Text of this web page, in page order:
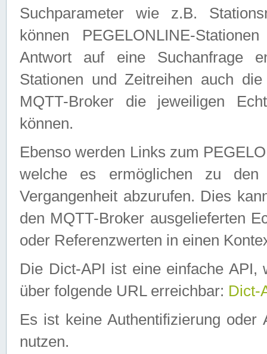
Suchparameter wie z.B.
können PEGELONLINE-
Antwort auf eine Suchanfrage
Stationen und Zeitreihen auch
MQTT-Broker die jeweiligen
können.
Ebenso werden Links zum
welche es ermöglichen zu den
Vergangenheit abzurufen. Dies
den MQTT-Broker ausgelieferten
oder Referenzwerten in einen
Die Dict-API ist eine einfache API,
über folgende URL erreichbar: Dict-
Es ist keine Authentifizierung
nutzen.